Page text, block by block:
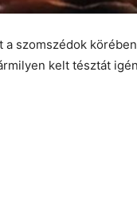
a szomszédok
kelt tésztát